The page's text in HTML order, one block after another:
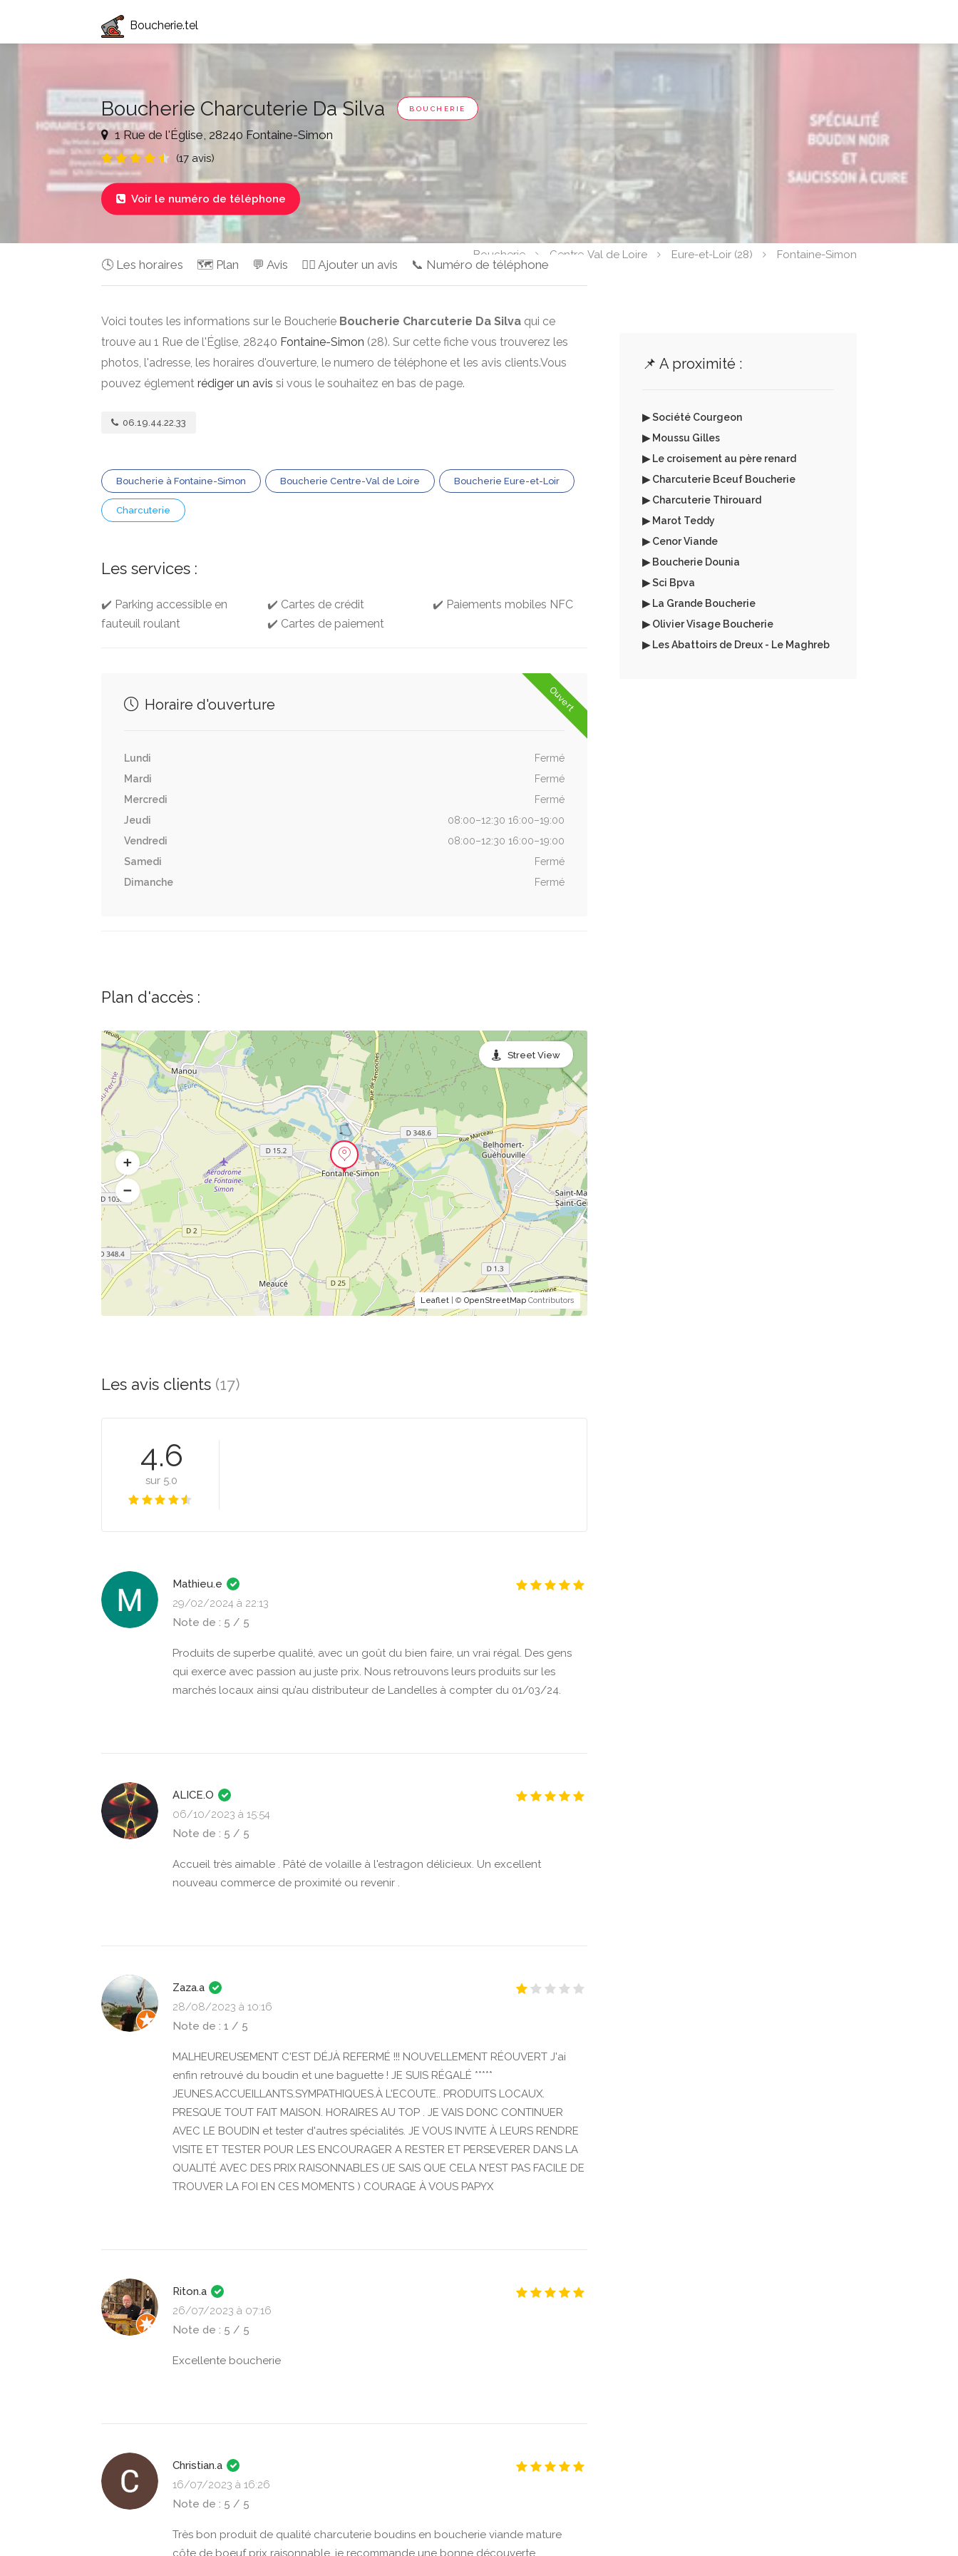
Boucherie.tel
Boucherie Charcuterie Da Silva BOUCHERIE
1 Rue de l'Église, 28240 Fontaine-Simon
(17 avis)
 Voir le numéro de téléphone
Boucherie Centre-Val de Loire Eure-et-Loir (28) Fontaine-Simon
🕓 Les horaires 🗺️ Plan 💬 Avis ✍🏻 Ajouter un avis 📞 Numéro de téléphone
Voici toutes les informations sur le Boucherie Boucherie Charcuterie Da Silva qui ce
trouve au 1 Rue de l'Église, 28240 Fontaine-Simon (28). Sur cette fiche vous trouverez les
photos, l'adresse, les horaires d'ouverture, le numero de téléphone et les avis clients.Vous
pouvez églement rédiger un avis si vous le souhaitez en bas de page.
06.19.44.22.33
Boucherie à Fontaine-Simon Boucherie Centre-Val de Loire Boucherie Eure-et-Loir
Charcuterie
Les services :
✔️ Parking accessible en
fauteuil roulant
✔️ Cartes de crédit
✔️ Cartes de paiement
✔️ Paiements mobiles NFC
Ouvert
Horaire d'ouverture
Lundi
Fermé
Mardi
Fermé
Mercredi
Fermé
Jeudi
08:00–12:30 16:00–19:00
Vendredi
08:00–12:30 16:00–19:00
Samedi
Fermé
Dimanche
Fermé
Plan d'accès :
Leaflet| © OpenStreetMapContributors
Street View
Les avis clients (17)
4.6
sur 5.0
Mathieu.e
29/02/2024 à 22:13
Note de : 5 / 5
Produits de superbe qualité, avec un goût du bien faire, un vrai régal. Des gens
qui exerce avec passion au juste prix. Nous retrouvons leurs produits sur les
marchés locaux ainsi qu’au distributeur de Landelles à compter du 01/03/24.
ALICE.O
06/10/2023 à 15:54
Note de : 5 / 5
Accueil très aimable . Pâté de volaille à l'estragon délicieux. Un excellent
nouveau commerce de proximité ou revenir .
Zaza.a
28/08/2023 à 10:16
Note de : 1 / 5
MALHEUREUSEMENT C'EST DÉJÀ REFERMÉ !!! NOUVELLEMENT RÉOUVERT J'ai
enfin retrouvé du boudin et une baguette ! JE SUIS RÉGALÉ *****
JEUNES.ACCUEILLANTS.SYMPATHIQUES.À L'ECOUTE.. PRODUITS LOCAUX.
PRESQUE TOUT FAIT MAISON. HORAIRES AU TOP . JE VAIS DONC CONTINUER
AVEC LE BOUDIN et tester d'autres spécialités. JE VOUS INVITE À LEURS RENDRE
VISITE ET TESTER POUR LES ENCOURAGER A RESTER ET PERSEVERER DANS LA
QUALITÉ AVEC DES PRIX RAISONNABLES (JE SAIS QUE CELA N'EST PAS FACILE DE
TROUVER LA FOI EN CES MOMENTS ) COURAGE À VOUS PAPYX
Riton.a
26/07/2023 à 07:16
Note de : 5 / 5
Excellente boucherie
Christian.a
16/07/2023 à 16:26
Note de : 5 / 5
Très bon produit de qualité charcuterie boudins en boucherie viande mature
côte de boeuf prix raisonnable .je recommande une bonne découverte.
📌 A proximité :
▶ Société Courgeon
▶ Moussu Gilles
▶ Le croisement au père renard
▶ Charcuterie Bceuf Boucherie
▶ Charcuterie Thirouard
▶ Marot Teddy
▶ Cenor Viande
▶ Boucherie Dounia
▶ Sci Bpva
▶ La Grande Boucherie
▶ Olivier Visage Boucherie
▶ Les Abattoirs de Dreux - Le Maghreb